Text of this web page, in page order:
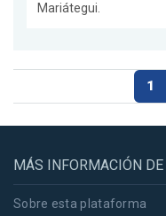
Mariátegui.
1
MÁS INFORMACIÓN
Sobre esta plataforma